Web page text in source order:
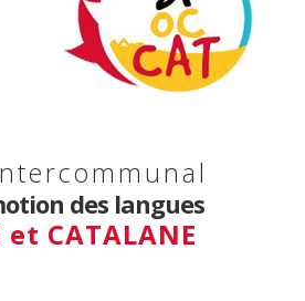
des langues
et CATALANE